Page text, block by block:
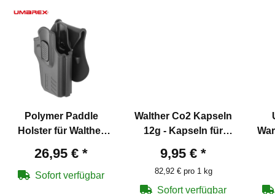
Polymer Paddle
Holster für Walther
26,95 € *
Sofort verfügbar
Walther Co2 Kapseln
12g - Kapseln für
9,95 € *
82,92 € pro 1 kg
Sofort verfügbar